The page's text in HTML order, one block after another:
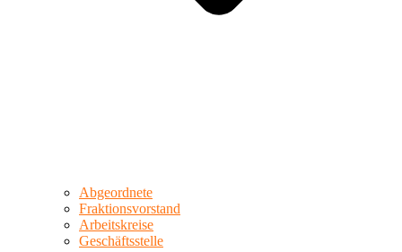
Abgeordnete
Fraktionsvorstand
Arbeitskreise
Geschäftsstelle